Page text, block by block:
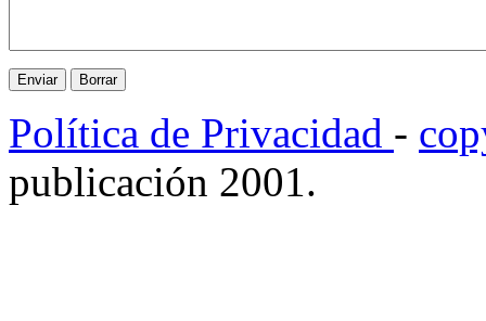
Política de Privacidad -
publicación 2001.